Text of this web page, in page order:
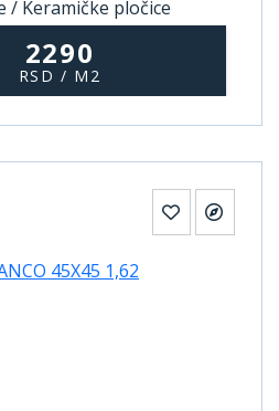
/ Keramičke pločice
2290
RSD / M2